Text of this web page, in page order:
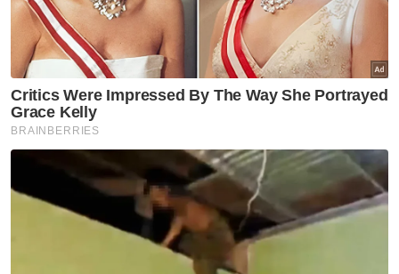
Artikel Disyorkan
Kesilapan silam pedoman atasi
krisis
KOLUMNIS
Kegilaan arked permainan